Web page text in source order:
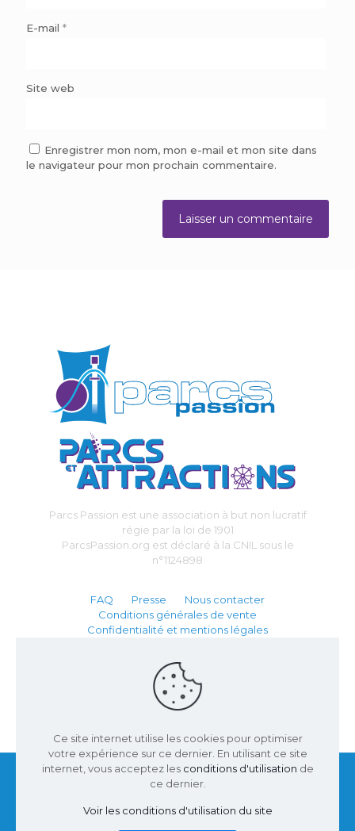
E-mail *
Site web
Enregistrer mon nom, mon e-mail et mon site dans
le navigateur pour mon prochain commentaire.
Parcs Passion est une association à but non lucratif
régie par la loi de 1901
ParcsPassion.org est déclaré à la CNIL sous le
n°1124898
FAQ Presse
Nous contacter
Conditions générales de vente
Confidentialité et mentions légales
© 2002 - 2026 Parcs Passion | Site conçu parInuveo
Ce site internet utilise les cookies pour optimiser
votre expérience sur ce dernier. En utilisant ce site
internet, vous acceptez les conditions d'utilisation de
ce dernier.
Voir les conditions d'utilisation du site